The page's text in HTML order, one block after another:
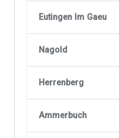
Eutingen Im Gaeu
Nagold
Herrenberg
Ammerbuch